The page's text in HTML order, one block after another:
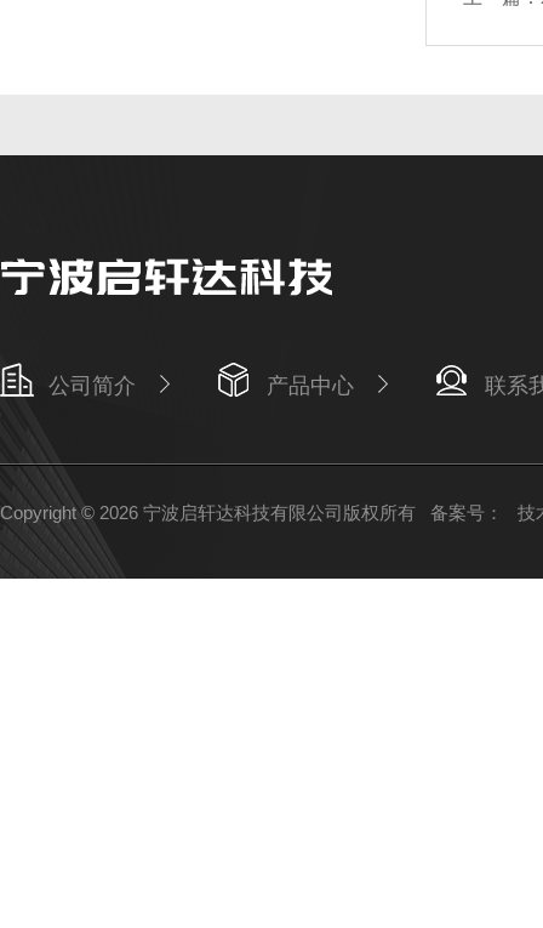
公司简介 产品中心 联系
Copyright © 2026 宁波启轩达科技有限公司版权所有 备案号： 技